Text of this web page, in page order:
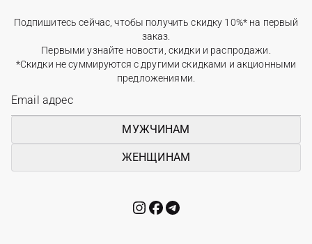
Подпишитесь сейчас, чтобы получить скидку 10%* на первый
заказ.
Первыми узнайте новости, скидки и распродажи.
*Скидки не суммируются с другими скидками и акционными
предложениями.
МУЖЧИНАМ
ЖЕНЩИНАМ